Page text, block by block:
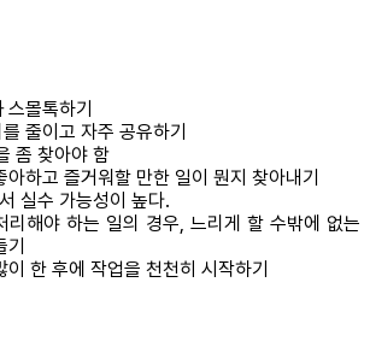
몰톡하기
줄이고 자주 공유하기
좀 찾아야 함
아하고 즐거워할 만한 일이 뭔지 찾아내기
실수 가능성이 높다.
리해야 하는 일의 경우, 느리게 할 수밖에 없는
이 한 후에 작업을 천천히 시작하기